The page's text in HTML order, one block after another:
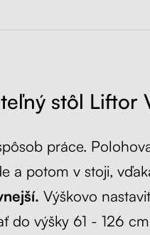
stôl Liftor
práce.
a potom v stoji,
Výškovo
do výšky 61 - 126